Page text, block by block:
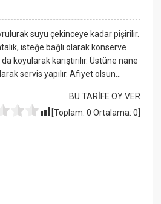
suyu çekinceye kadar pişirilir.
isteğe bağlı olarak konserve
koyularak karıştırılır. Üstüne nane
servis yapılır. Afiyet olsun…
BU TARİFE OY VER
[Toplam: 0 Ortalama: 0